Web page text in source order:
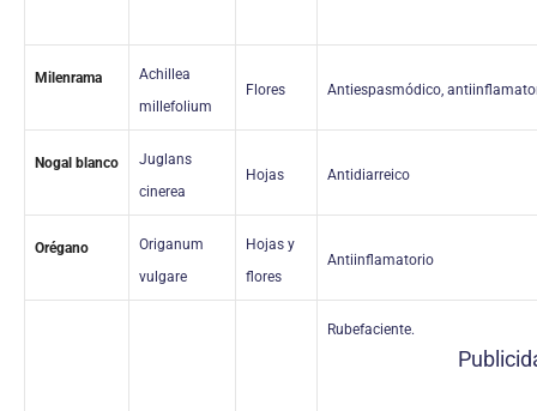
Milenrama
Achillea
millefolium
Flores Antiespasmódico,
Nogal blanco
Juglans
cinerea
Hojas Antidiarreico
Orégano
Origanum
vulgare
Hojas y
flores
Antiinflamatorio
Rubefaciente.